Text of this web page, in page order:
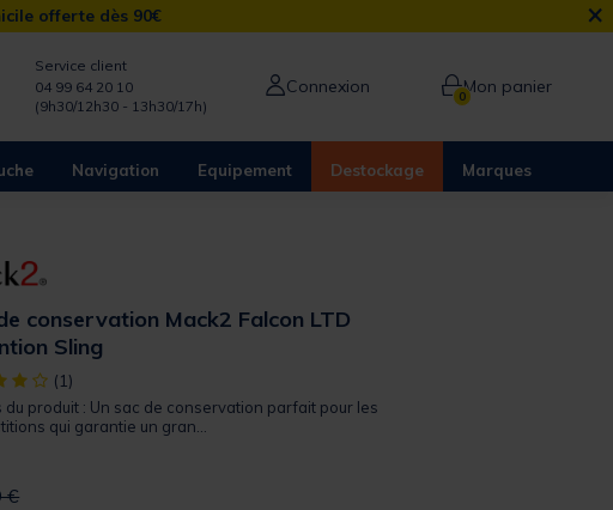
offerte dès 90€ ×
Service client
04 99 64 20 10
(9h30/12h30 - 13h30/17h)
Connexion 0Mon panier
Navigation Equipement Destockage Marques
conservation Mack2 Falcon LTD
Sling
Object] out of 5 Customer Rating
(1)
du produit : Un sac de conservation parfait pour les
qui garantie un gran...
from
€to